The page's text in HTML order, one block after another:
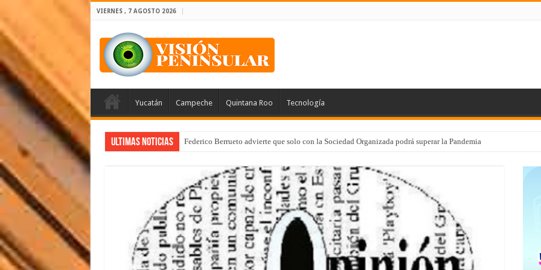
VIERNES , 7 AGOSTO 2026
Yucatán Campeche Quintana Roo Tecnología
Ultimas Noticias Federico Berrueto advierte que solo con la Sociedad Organizada podrá superar la Pandemia
Arrancan la tercera etapa de Médico 24/7